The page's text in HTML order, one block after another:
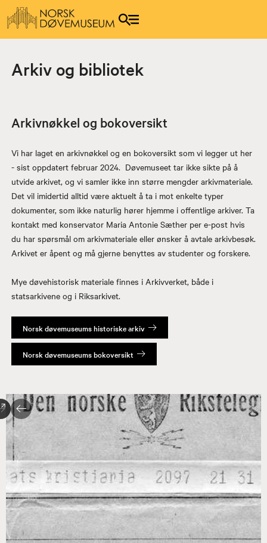
Arkiv og bibliotek
Arkivnøkkel og bokoversikt
Vi har laget en arkivnøkkel og en bokoversikt som vi legger ut her
- sist oppdatert februar 2024. Døvemuseet tar ikke sikte på å
utvide arkivet, og vi samler ikke inn større mengder arkivmateriale.
Det vil imidertid alltid være aktuelt å ta i mot enkelte typer
dokumenter, som ikke naturlig hører hjemme i offentlige arkiver. Ta
kontakt med konservator Maria Antonie Sæther per e-post hvis
du har spørsmål om arkivmateriale eller ønsker å avtale arkivbesøk.
Arkivet er åpent og må gjerne benyttes av studenter og forskere.
Mye døvehistorisk materiale finnes i Arkivverket, både i
statsarkivene og i Riksarkivet.
Norsk døvemuseums historiske arkiv
Norsk døvemuseums bokoversikt